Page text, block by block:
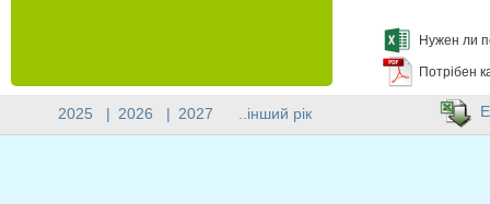
Нужен ли
Потрібен
2025 | 2026 | 2027 ..інший рік